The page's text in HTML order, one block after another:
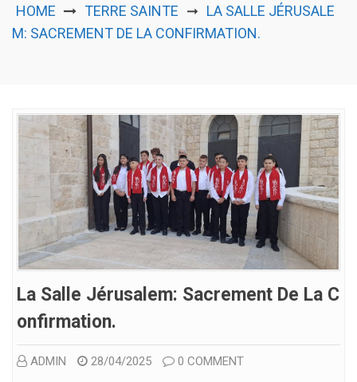
HOME TERRE SAINTE ➞ LA SALLE JÉRUSALE
M: SACREMENT DE LA CONFIRMATION.
La Salle Jérusalem: Sacrement De La C
Onfirmation.
ADMIN 28/04/2025 0 COMMENT